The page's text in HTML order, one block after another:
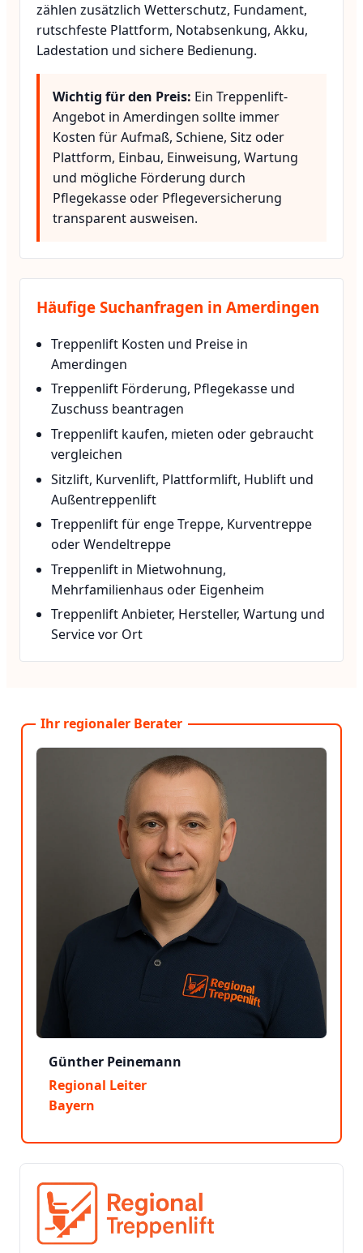
zählen zusätzlich Wetterschutz, Fundament,
rutschfeste Plattform, Notabsenkung, Akku,
Ladestation und sichere Bedienung.
Wichtig für den Preis: Ein Treppenlift-
Angebot in Amerdingen sollte immer
Kosten für Aufmaß, Schiene, Sitz oder
Plattform, Einbau, Einweisung, Wartung
und mögliche Förderung durch
Pflegekasse oder Pflegeversicherung
transparent ausweisen.
Häufige Suchanfragen in Amerdingen
Treppenlift Kosten und Preise in
Amerdingen
Treppenlift Förderung, Pflegekasse und
Zuschuss beantragen
Treppenlift kaufen, mieten oder gebraucht
vergleichen
Sitzlift, Kurvenlift, Plattformlift, Hublift und
Außentreppenlift
Treppenlift für enge Treppe, Kurventreppe
oder Wendeltreppe
Treppenlift in Mietwohnung,
Mehrfamilienhaus oder Eigenheim
Treppenlift Anbieter, Hersteller, Wartung und
Service vor Ort
Ihr regionaler Berater
Günther Peinemann
Regional Leiter
Bayern